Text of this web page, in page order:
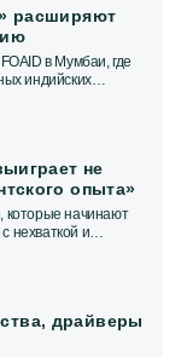
расширяют
в Мумбаи, где
индийских
не
опыта»
которые начинают
нехваткой и
драйверы